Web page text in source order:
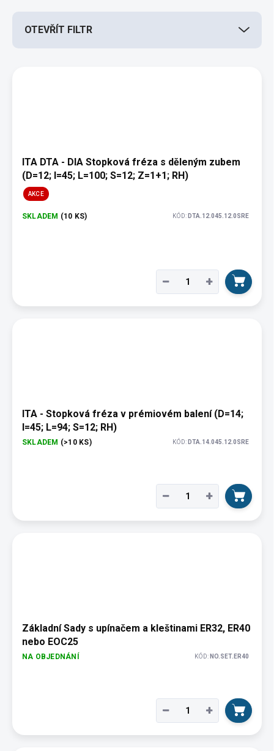
OTEVŘÍT FILTR
ITA DTA - DIA Stopková fréza s děleným zubem
(D=12; I=45; L=100; S=12; Z=1+1; RH)
AKCE
SKLADEM (10 KS) KÓD: DTA.12.045.12.0SRE
+
−
ITA - Stopková fréza v prémiovém balení (D=14;
I=45; L=94; S=12; RH)
SKLADEM (>10 KS) KÓD: DTA.14.045.12.0SRE
+
−
Základní Sady s upínačem a kleštinami ER32, ER40
nebo EOC25
NA OBJEDNÁNÍ KÓD: NO.SET.ER40
+
−